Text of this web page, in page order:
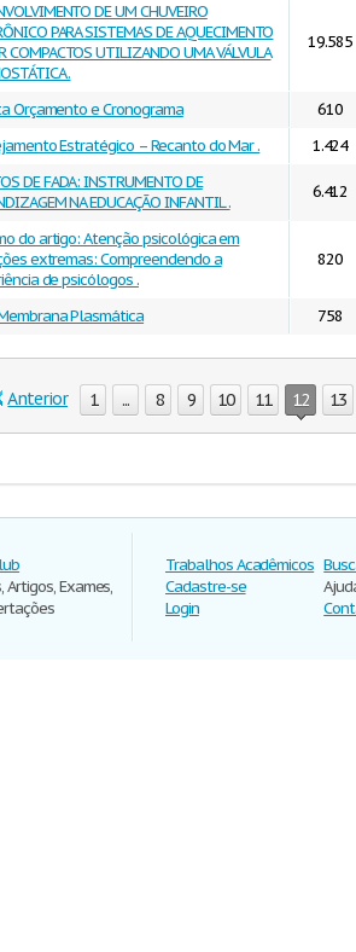
DE UM CHUVEIRO
PARA SISTEMAS DE AQUECIMENTO
COMPACTOS UTILIZANDO UMA VÁLVULA
.
19.585
Orçamento e Cronograma
610
Estratégico – Recanto do Mar . 1.424
DE FADA: INSTRUMENTO DE
NA EDUCAÇÃO INFANTIL .
6.412
do artigo: Atenção psicológica em
extremas: Compreendendo a
de psicólogos .
820
Plasmática 758
Anterior 1 ... 8 9 10 11 12 13
Exames,
Trabalhos Acadêmicos
Cadastre-se
Login